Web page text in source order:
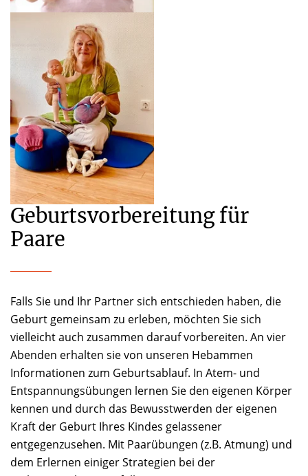
Geburtsvorbereitung für
Paare
Falls Sie und Ihr Partner sich entschieden haben, die
Geburt gemeinsam zu erleben, möchten Sie sich
vielleicht auch zusammen darauf vorbereiten. An vier
Abenden erhalten sie von unseren Hebammen
Informationen zum Geburtsablauf. In Atem- und
Entspannungsübungen lernen Sie den eigenen Körper
kennen und durch das Bewusstwerden der eigenen
Kraft der Geburt Ihres Kindes gelassener
entgegenzusehen. Mit Paarübungen (z.B. Atmung) und
dem Erlernen einiger Strategien bei der